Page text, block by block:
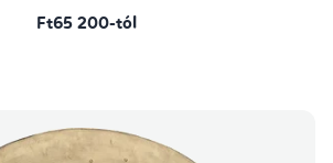
Ft65 200-tól